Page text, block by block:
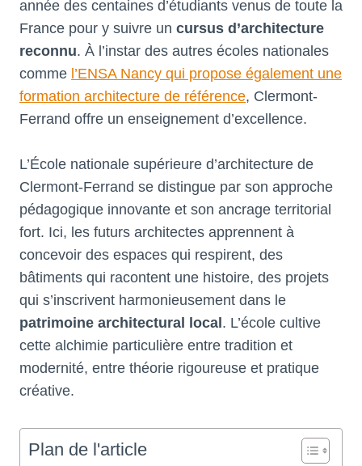
année des centaines d’étudiants venus de toute la
France pour y suivre un cursus d’architecture
reconnu. À l’instar des autres écoles nationales
comme l’ENSA Nancy qui propose également une
formation architecture de référence, Clermont-
Ferrand offre un enseignement d’excellence.
L’École nationale supérieure d’architecture de
Clermont-Ferrand se distingue par son approche
pédagogique innovante et son ancrage territorial
fort. Ici, les futurs architectes apprennent à
concevoir des espaces qui respirent, des
bâtiments qui racontent une histoire, des projets
qui s’inscrivent harmonieusement dans le
patrimoine architectural local. L’école cultive
cette alchimie particulière entre tradition et
modernité, entre théorie rigoureuse et pratique
créative.
Plan de l'article